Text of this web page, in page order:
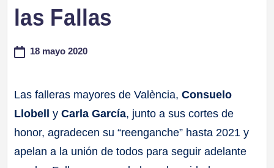
las Fallas
18 mayo 2020
Las falleras mayores de València,Consuelo
Llobell y Carla García, junto a sus cortes de
honor, agradecen su “reenganche” hasta 2021 y
apelan a la unión de todos para seguir adelante